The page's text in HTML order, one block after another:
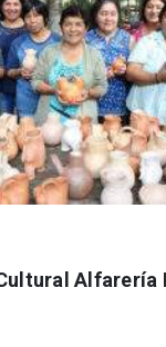
Alfarería